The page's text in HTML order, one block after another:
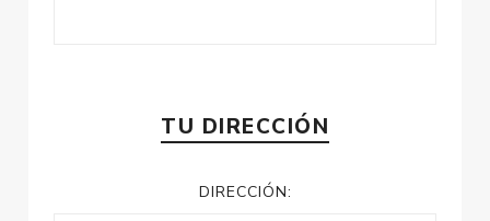
TU DIRECCIÓN
DIRECCIÓN: